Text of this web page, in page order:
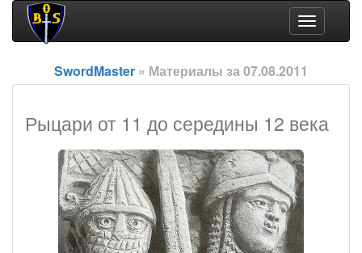
Toggle
navigation
SwordMaster » Материалы за 07.08.2011
Рыцари от 11 до середины 12 века